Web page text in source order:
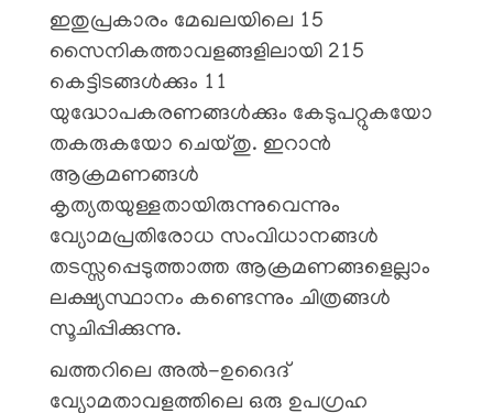
ഇതുപ്രകാരം മേഖലയിലെ 15
സൈനികത്താവളങ്ങളിലായി 215
കെട്ടിടങ്ങൾക്കും 11
യുദ്ധോപകരണങ്ങൾക്കും കേടുപറ്റുകയോ
തകരുകയോ ചെയ്തു. ഇറാൻ
ആക്രമണങ്ങൾ
കൃത്യതയുള്ളതായിരുന്നുവെന്നും
വ്യോമപ്രതിരോധ സംവിധാനങ്ങൾ
തടസ്സപ്പെടുത്താത്ത ആക്രമണങ്ങളെല്ലാം
ലക്ഷ്യസ്ഥാനം കണ്ടെന്നും ചിത്രങ്ങൾ
സൂചിപ്പിക്കുന്നു.
ഖത്തറിലെ അൽ-ഉദൈദ്
വ്യോമതാവളത്തിലെ ഒരു ഉപഗ്രഹ